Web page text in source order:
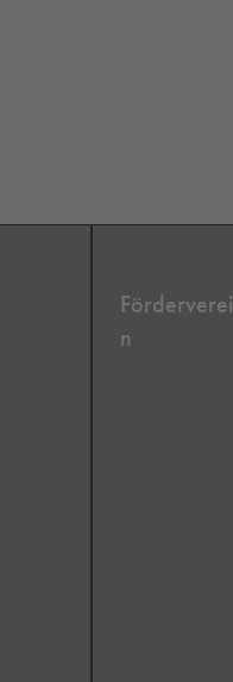
Förderverei
n